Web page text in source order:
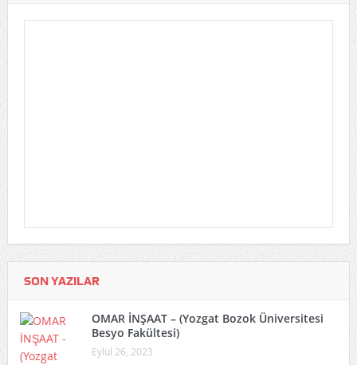
SON YAZILAR
OMAR İNŞAAT – (Yozgat Bozok Üniversitesi
Besyo Fakültesi)
Eylül 26, 2023